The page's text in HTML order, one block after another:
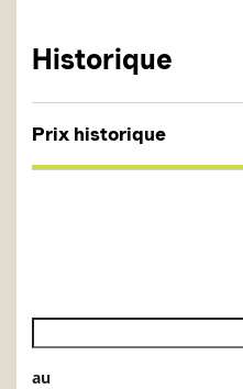
Historique
Prix historique
Date de début de
au